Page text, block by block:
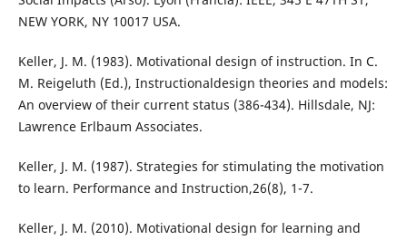
NEW YORK, NY 10017 USA.
Keller, J. M. (1983). Motivational design of instruction. In C.
M. Reigeluth (Ed.), Instructionaldesign theories and models:
An overview of their current status (386-434). Hillsdale, NJ:
Lawrence Erlbaum Associates.
Keller, J. M. (1987). Strategies for stimulating the motivation
to learn. Performance and Instruction,26(8), 1-7.
Keller, J. M. (2010). Motivational design for learning and